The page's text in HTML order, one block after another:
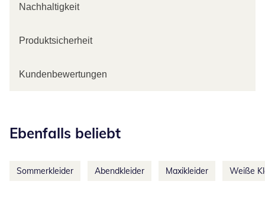
Nachhaltigkeit
Produktsicherheit
Kundenbewertungen
Ebenfalls beliebt
Sommerkleider Abendkleider Maxikleider Weiße